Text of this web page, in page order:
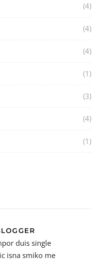
(4)
(4)
(4)
(1)
(3)
(4)
(1)
duis single
isna smiko me